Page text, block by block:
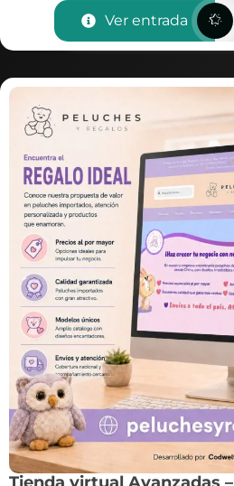
Ver entrada
Tienda virtual Avanzadas –